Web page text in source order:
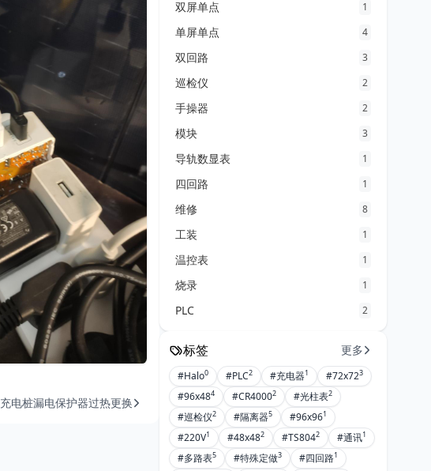
充电桩漏电保护器过热更换
双屏单点 1
单屏单点 4
双回路 3
巡检仪 2
手操器 2
模块 3
导轨数显表 1
四回路 1
维修 8
工装 1
温控表 1
烧录 1
PLC 2
标签 更多
#Halo0 #PLC2 #充电器1 #72x723
#96x484 #CR40002 #光柱表2
#巡检仪2 #隔离器5 #96x961
#220V1 #48x482 #TS8042 #通讯1
#多路表5 #特殊定做3 #四回路1